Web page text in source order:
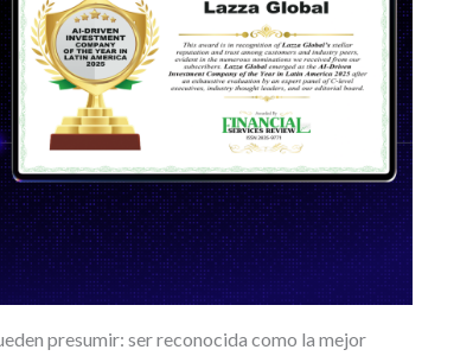
presumir: ser reconocida como la mejor